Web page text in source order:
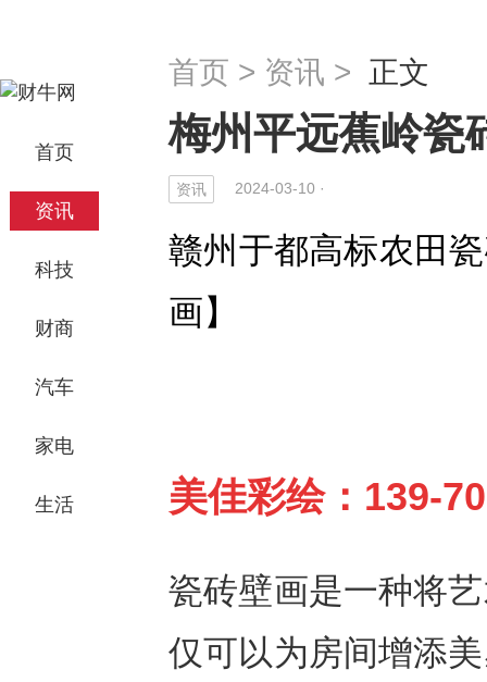
首页
资讯
科技
财商
汽车
家电
生活
首页 > 资讯 > 正文
梅州平远蕉岭瓷
资讯 2024-03-10 ·
赣州于都高标农田
画】
美佳彩绘：139-
瓷砖壁画是一种将
仅可以为房间增添